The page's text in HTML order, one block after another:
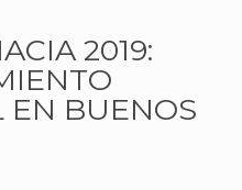
2019:
EN BUENOS